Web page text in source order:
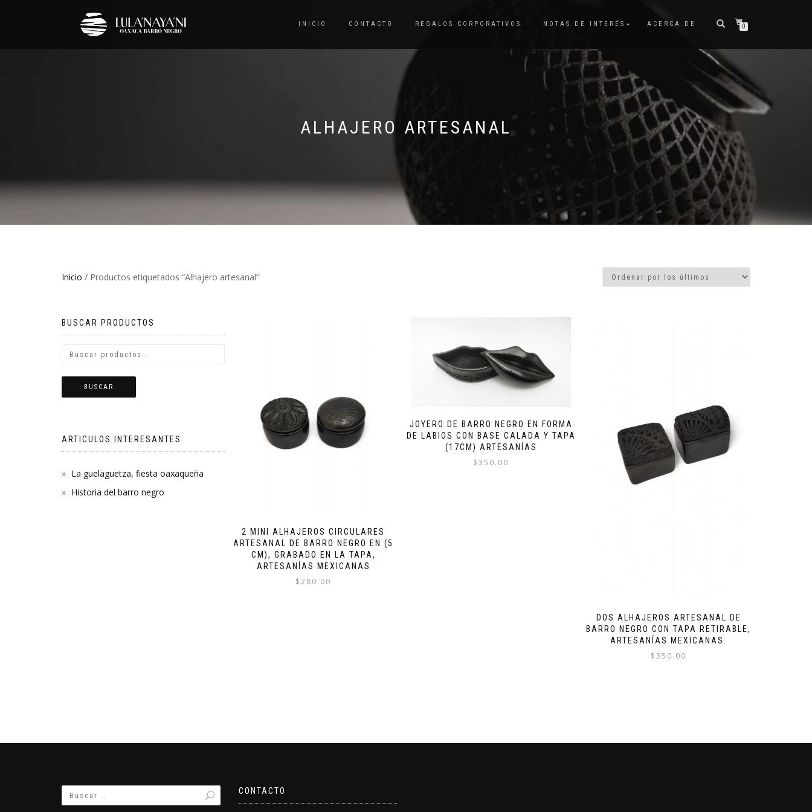
INICIO CONTACTO REGALOS CORPORATIVOS NOTAS DE INTERÉS ACERCA DE 0
ALHAJERO ARTESANAL
Inicio / Productos etiquetados “Alhajero artesanal”
2 MINI ALHAJEROS CIRCULARES
ARTESANAL DE BARRO NEGRO EN (5
CM), GRABADO EN LA TAPA,
ARTESANÍAS MEXICANAS
$280.00
JOYERO DE BARRO NEGRO EN FORMA
DE LABIOS CON BASE CALADA Y TAPA
(17CM) ARTESANÍAS
$350.00
DOS ALHAJEROS ARTESANAL DE
BARRO NEGRO CON TAPA RETIRABLE,
ARTESANÍAS MEXICANAS.
$350.00
BUSCAR PRODUCTOS
BUSCAR
ARTICULOS INTERESANTES
La guelaguetza, fiesta oaxaqueña
Historia del barro negro
CONTACTO